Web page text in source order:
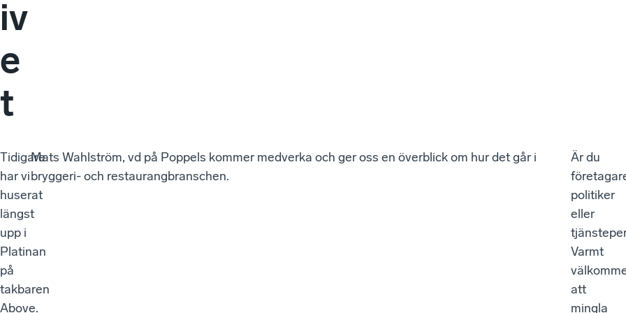
iv
e
t
Tidigare
har vi
huserat
längst
upp i
Platinan
på
takbaren
Above.
Mats Wahlström, vd på Poppels kommer medverka och ger oss en överblick om hur det går i
bryggeri- och restaurangbranschen.
Är du
politiker
eller
Varmt
att
mingla